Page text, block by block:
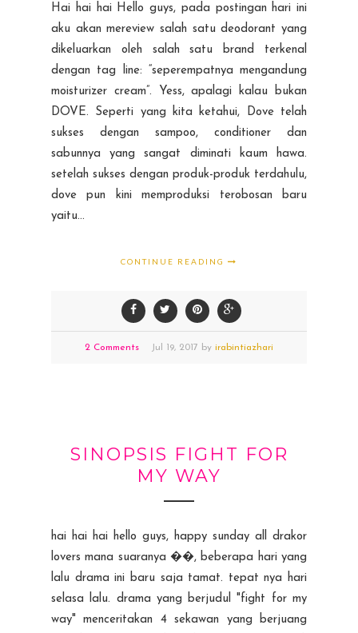
Hai hai hai Hello guys, pada postingan hari ini
aku akan mereview salah satu deodorant yang
dikeluarkan oleh salah satu brand terkenal
dengan tag line: “seperempatnya mengandung
moisturizer cream”. Yess, apalagi kalau bukan
DOVE. Seperti yang kita ketahui, Dove telah
sukses dengan sampoo, conditioner dan
sabunnya yang sangat diminati kaum hawa.
setelah sukses dengan produk-produk terdahulu,
dove pun kini memproduksi terobosan baru
yaitu...
CONTINUE READING
2 Comments Jul 19, 2017 by irabintiazhari
SINOPSIS FIGHT FOR
MY WAY
hai hai hai hello guys, happy sunday all drakor
lovers mana suaranya ��, beberapa hari yang
lalu drama ini baru saja tamat. tepat nya hari
selasa lalu. drama yang berjudul "fight for my
way" menceritakan 4 sekawan yang berjuang